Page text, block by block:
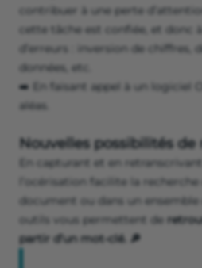
contribuer à une perte
cette tâche est confiée, et donc
d’erreurs : inversion de chiffres,
données, etc.
➡️ En faisant appel à un logiciel
aléas.
Nouvelles possibilités de
En capturant et en
l’océrisation facilite la
document ou dans un ensemble
outils vous permettent de
partir d’un mot-clé. 🔎